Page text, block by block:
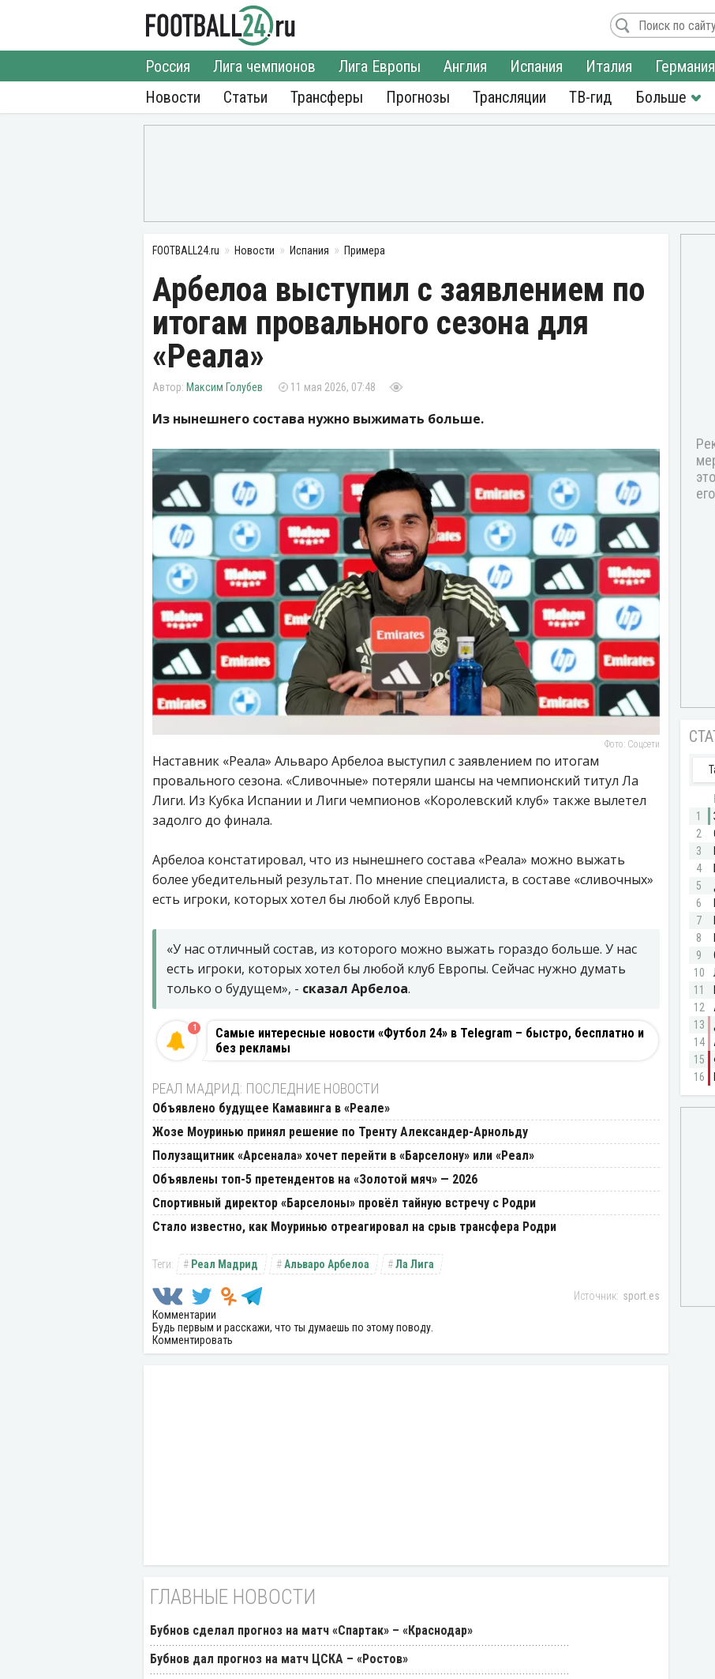
Новости
Россия Лига чемпионов Лига Европы Англия Испания Италия Германия
Статьи
Трансферы Прогнозы Трансляции ТВ-гид
FOOTBALL24.ru Новости Испания Примера
Арбелоа выступил с заявлением по
итогам провального сезона для
«Реала»
Максим Голубев 11 мая 2026, 07:48
Из нынешнего состава нужно выжимать больше.
Фото: Соцсети
Наставник «Реала» Альваро Арбелоа выступил с заявлением по итогам
провального сезона. «Сливочные» потеряли шансы на чемпионский титул Ла
Лиги. Из Кубка Испании и Лиги чемпионов «Королевский клуб» также вылетел
задолго до финала.
Арбелоа констатировал, что из нынешнего состава «Реала» можно выжать
более убедительный результат. По мнение специалиста, в составе «сливочных»
есть игроки, которых хотел бы любой клуб Европы.
«У нас отличный состав, из которого можно выжать гораздо больше. У нас
есть игроки, которых хотел бы любой клуб Европы. Сейчас нужно думать
только о будущем», - сказал Арбелоа.
Самые интересные новости «Футбол 24» в Telegram – быстро, бесплатно и
без рекламы
1
РЕАЛ МАДРИД: ПОСЛЕДНИЕ НОВОСТИ
Объявлено будущее Камавинга в «Реале»
Жозе Моуринью принял решение по Тренту Александер-Арнольду
Полузащитник «Арсенала» хочет перейти в «Барселону» или «Реал»
Объявлены топ-5 претендентов на «Золотой мяч» — 2026
Спортивный директор «Барселоны» провёл тайную встречу с Родри
Стало известно, как Моуринью отреагировал на срыв трансфера Родри
Реал Мадрид Альваро Арбелоа Ла Лига
sport.es
Комментарии
Будь первым и расскажи, что ты думаешь по этому поводу.
Комментировать
ГЛАВНЫЕ НОВОСТИ
Бубнов сделал прогноз на матч «Спартак» – «Краснодар»
Бубнов дал прогноз на матч ЦСКА – «Ростов»